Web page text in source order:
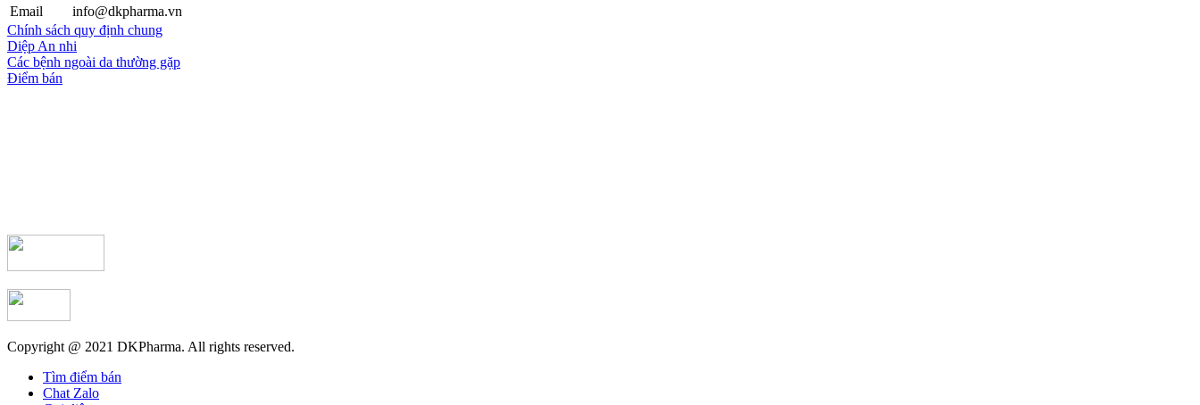
Email
info@dkpharma.vn
Chính sách quy định chung
Diệp An nhi
Các bệnh ngoài da thường gặp
Điểm bán
Copyright @ 2021 DKPharma. All rights reserved.
Tìm điểm bán
Chat Zalo